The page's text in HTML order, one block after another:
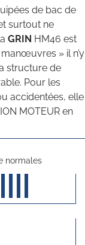
de bac de
surtout ne
GRIN HM46 est
» il n’y
structure de
Pour les
accidentées, elle
MOTEUR en
normales